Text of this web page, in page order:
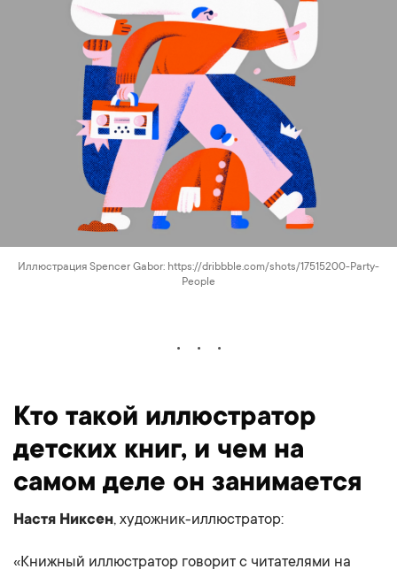
Иллюстрация Spencer Gabor: https://dribbble.com/shots/17515200-Party-
People
Кто такой иллюстратор
детских книг, и чем на
самом деле он занимается
Настя Никсен, художник-иллюстратор:
«Книжный иллюстратор говорит с читателями на